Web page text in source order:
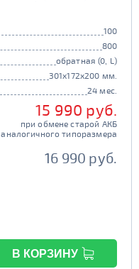
100
800
обратная (0, L)
301x172x200 мм.
24 мес.
15 990 руб.
при обмене старой АКБ
аналогичного типоразмера
16 990 руб.
В КОРЗИНУ